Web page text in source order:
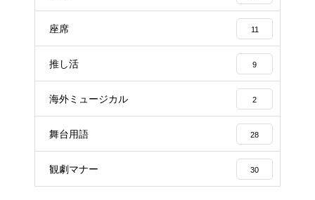
座席 11
推し活 9
海外ミュージカル 2
舞台用語 28
観劇マナー 30